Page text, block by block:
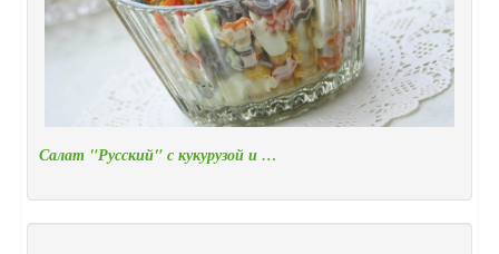
Салат "Русский" с кукурузой и …